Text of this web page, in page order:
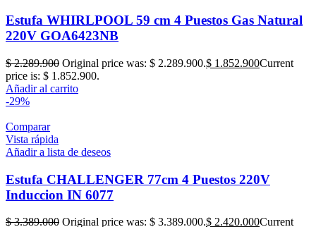
Estufa WHIRLPOOL 59 cm 4 Puestos Gas Natural
220V GOA6423NB
$2.289.900 Original price was: $ 2.289.900.$ 1.852.900Current
price is: $ 1.852.900.
Añadir al carrito
-29%
Comparar
Vista rápida
Añadir a lista de deseos
Estufa CHALLENGER 77cm 4 Puestos 220V
Induccion IN 6077
$3.389.000 Original price was: $ 3.389.000.$ 2.420.000Current